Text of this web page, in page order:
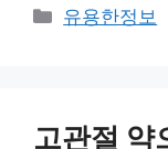
카
유용한정보
고관절 약